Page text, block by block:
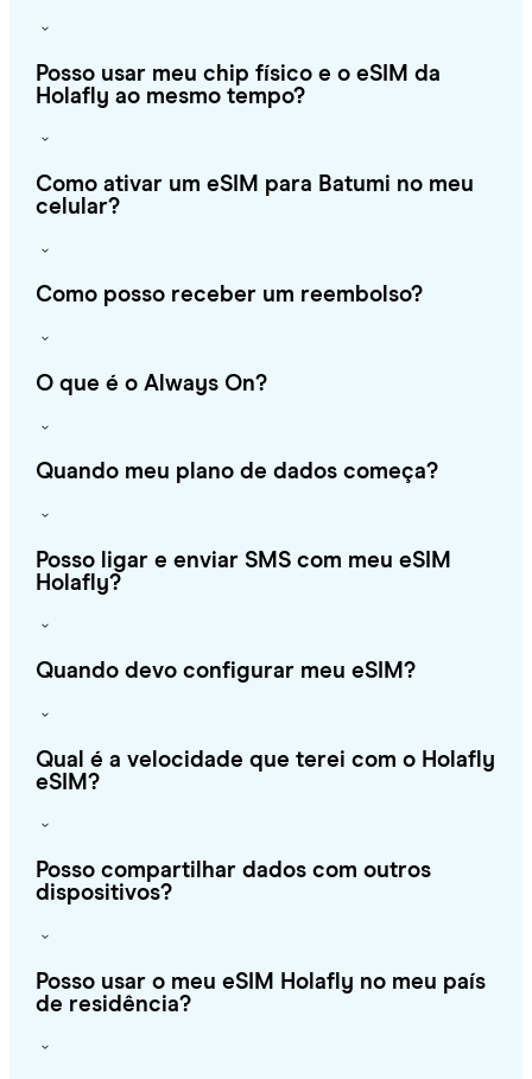
Posso usar meu chip físico e o eSIM da
Holafly ao mesmo tempo?
Como ativar um eSIM para Batumi no meu
celular?
Como posso receber um reembolso?
O que é o Always On?
Quando meu plano de dados começa?
Posso ligar e enviar SMS com meu eSIM
Holafly?
Quando devo configurar meu eSIM?
Qual é a velocidade que terei com o Holafly
eSIM?
Posso compartilhar dados com outros
dispositivos?
Posso usar o meu eSIM Holafly no meu país
de residência?